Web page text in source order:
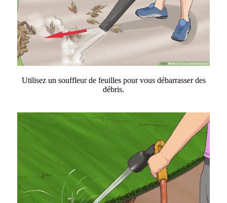
Utilisez un souffleur de feuilles pour vous débarrasser des
débris.